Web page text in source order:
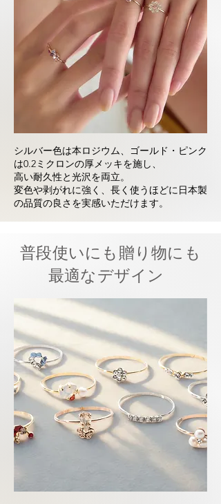
シルバー色は本ロジウム、ゴールド・ピンク
は0.2ミクロンの厚メッキを施し、
高い耐久性と光沢を両立。
変色や剥がれに強く、長く使うほどに日本製
の品質の良さを実感いただけます。
普段使いにも贈り物にも
最適なデザイン